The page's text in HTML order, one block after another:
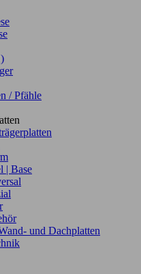
/ Pfähle
| Base
und Dachplatten